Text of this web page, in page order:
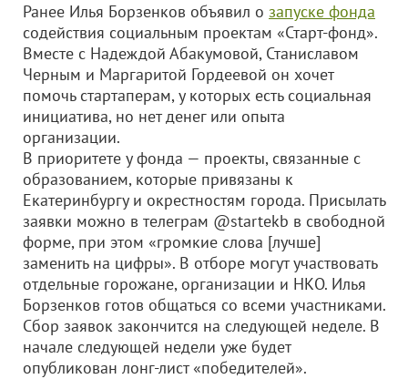
Ранее Илья Борзенков объявил о запуске фонда
содействия социальным проектам «Старт-фонд».
Вместе с Надеждой Абакумовой, Станиславом
Черным и Маргаритой Гордеевой он хочет
помочь стартаперам, у которых есть социальная
инициатива, но нет денег или опыта
организации.
В приоритете у фонда — проекты, связанные с
образованием, которые привязаны к
Екатеринбургу и окрестностям города. Присылать
заявки можно в телеграм @startekb в свободной
форме, при этом «громкие слова [лучше]
заменить на цифры». В отборе могут участвовать
отдельные горожане, организации и НКО. Илья
Борзенков готов общаться со всеми участниками.
Сбор заявок закончится на следующей неделе. В
начале следующей недели уже будет
опубликован лонг-лист «победителей».